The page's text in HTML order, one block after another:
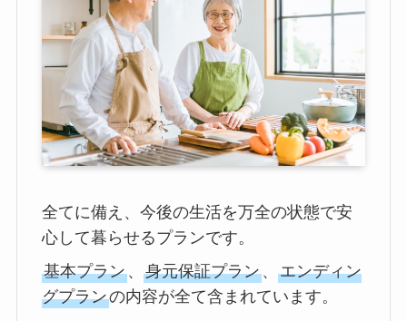
全てに備え、今後の生活を万全の状態で安
心して暮らせるプランです。
基本プラン、 身元保証プラン、 エンディン
グプランの内容が全て含まれています。